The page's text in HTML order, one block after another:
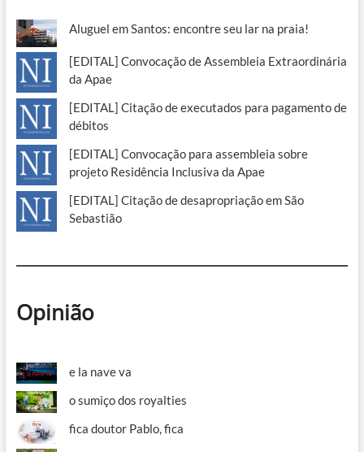
Aluguel em Santos: encontre seu lar na praia!
[EDITAL] Convocação de Assembleia Extraordinária
da Apae
[EDITAL] Citação de executados para pagamento de
débitos
[EDITAL] Convocação para assembleia sobre
projeto Residência Inclusiva da Apae
[EDITAL] Citação de desapropriação em São
Sebastião
Opinião
e la nave va
o sumiço dos royalties
fica doutor Pablo, fica